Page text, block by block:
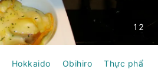
12
Hokkaido Obihiro Thực phẩm